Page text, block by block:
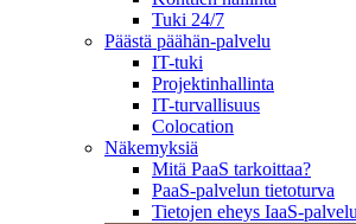
Tuki 24/7
Päästä päähän-palvelu
IT-tuki
Projektinhallinta
IT-turvallisuus
Colocation
Näkemyksiä
Mitä PaaS tarkoittaa?
PaaS-palvelun tietoturva
Tietojen eheys IaaS-